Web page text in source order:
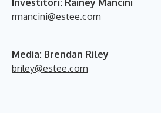
rmancini@estee.com
Media: Brendan Riley
briley@estee.com